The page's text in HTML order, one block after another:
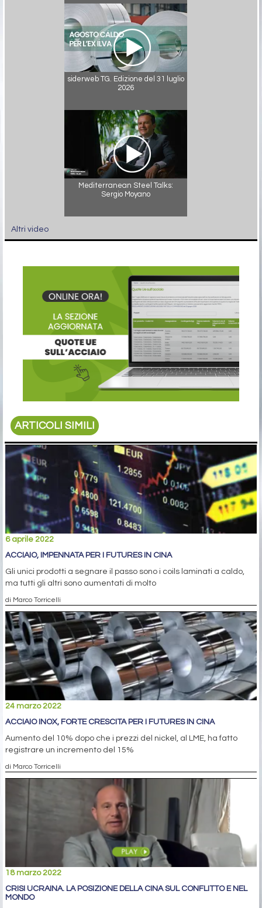
siderweb TG. Edizione del 31 luglio
2026
Mediterranean Steel Talks:
Sergio Moyano
Altri video
ARTICOLI SIMILI
6 aprile 2022
ACCIAIO, IMPENNATA PER I FUTURES IN CINA
Gli unici prodotti a segnare il passo sono i coils laminati a caldo,
ma tutti gli altri sono aumentati di molto
di Marco Torricelli
24 marzo 2022
ACCIAIO INOX, FORTE CRESCITA PER I FUTURES IN CINA
Aumento del 10% dopo che i prezzi del nickel, al LME, ha fatto
registrare un incremento del 15%
di Marco Torricelli
18 marzo 2022
CRISI UCRAINA. LA POSIZIONE DELLA CINA SUL CONFLITTO E NEL
MONDO